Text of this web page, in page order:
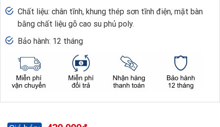
Chất liệu: chân tĩnh, khung thép sơn tĩnh điện, mặt bàn
bằng chất liệu gỗ cao su phủ poly.
Bảo hành: 12 tháng